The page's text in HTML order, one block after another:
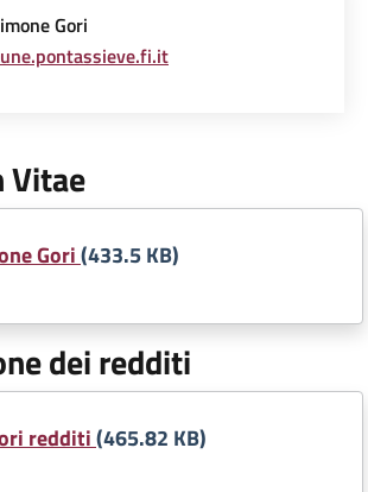
Gori
Vitae
Gori(433.5 KB)
dei redditi
redditi(465.82 KB)